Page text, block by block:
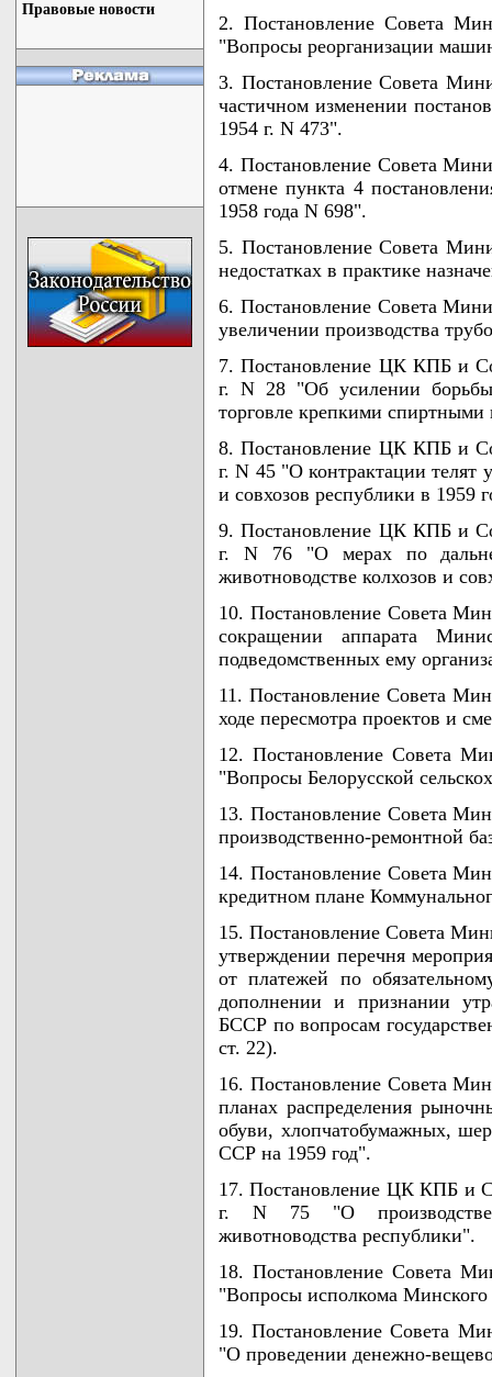
Правовые новости
2. Постановление Совета
"Вопросы реорганизации
3. Постановление Совета
частичном изменении
1954 г. N 473".
4. Постановление Совета
отмене пункта 4
1958 года N 698".
5. Постановление Совета
недостатках в практике
6. Постановление Совета
увеличении производства
7. Постановление ЦК КПБ и
г. N 28 "Об усилении
торговле крепкими спиртными
8. Постановление ЦК КПБ и
г. N 45 "О контрактации телят
и совхозов республики в 1959
9. Постановление ЦК КПБ и
г. N 76 "О мерах по
животноводстве колхозов и
10. Постановление Совета
сокращении аппарата
подведомственных ему
11. Постановление Совета
ходе пересмотра проектов и
12. Постановление Совета
"Вопросы Белорусской
13. Постановление Совета
производственно-ремонтной
14. Постановление Совета
кредитном плане
15. Постановление Совета
утверждении перечня
от платежей по
дополнении и признании
БССР по вопросам
ст. 22).
16. Постановление Совета
планах распределения
обуви, хлопчатобумажных,
ССР на 1959 год".
17. Постановление ЦК КПБ и
г. N 75 "О
животноводства республики".
18. Постановление Совета
"Вопросы исполкома Минского
19. Постановление Совета
"О проведении денежно-